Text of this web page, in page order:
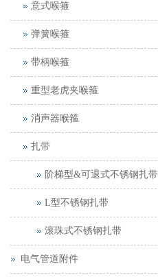
意式喉箍
弹簧喉箍
带柄喉箍
重型老虎夹喉箍
消声器喉箍
扎带
阶梯型&可退式不锈钢扎带
L型不锈钢扎带
滚珠式不锈钢扎带
电气管道附件